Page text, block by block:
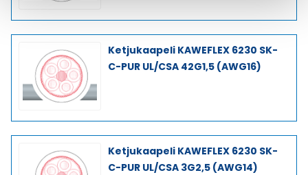
Ketjukaapeli KAWEFLEX 6230 SK-
C-PUR UL/CSA 42G1,5 (AWG16)
Ketjukaapeli KAWEFLEX 6230 SK-
C-PUR UL/CSA 3G2,5 (AWG14)